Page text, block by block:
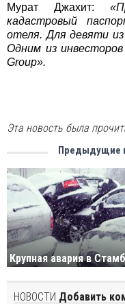
Мурат Джахит:
кадастровый
отеля. Для девяти
Одним из
Group».
Эта новость была
Предыдущие
Крупная авария в
НОВОСТИ Добавить